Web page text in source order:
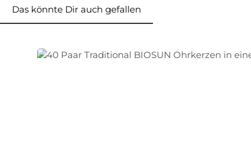
Das könnte Dir auch gefallen